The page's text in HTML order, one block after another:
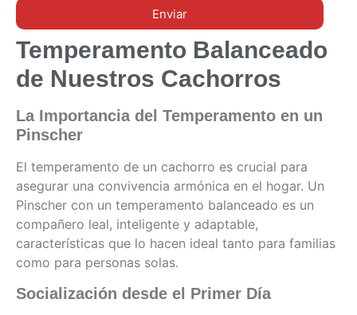
Enviar
Temperamento Balanceado
de Nuestros Cachorros
La Importancia del Temperamento en un
Pinscher
El temperamento de un cachorro es crucial para
asegurar una convivencia armónica en el hogar. Un
Pinscher con un temperamento balanceado es un
compañero leal, inteligente y adaptable,
características que lo hacen ideal tanto para familias
como para personas solas.
Socialización desde el Primer Día